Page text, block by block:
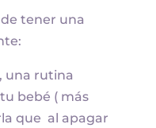
tener una
, una rutina
bebé ( más
que al apagar